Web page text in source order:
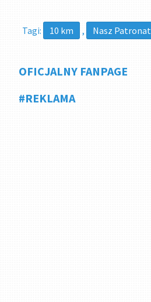
Tagi: 10 km , Nasz Patronat
OFICJALNY FANPAGE
#REKLAMA